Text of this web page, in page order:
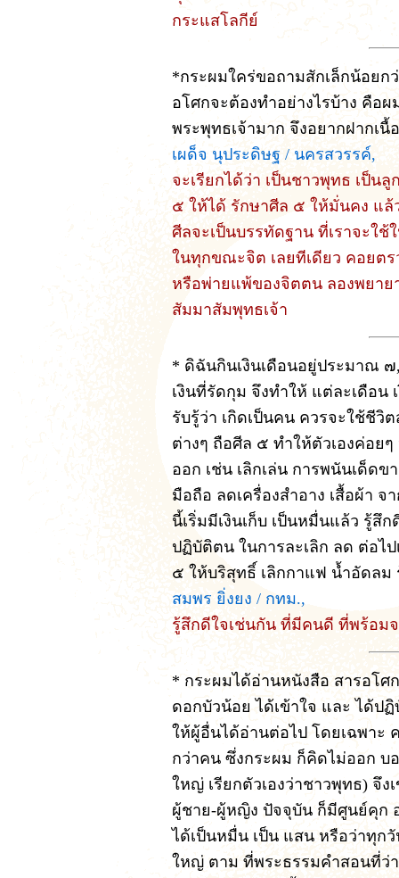
กระแสโลกีย์
*กระผมใคร่ขอถามสักเล็กน้อยก
อโศกจะต้องทำอย่างไรบ้าง คือ
พระพุทธเจ้ามาก จึงอยากฝากเ
เผด็จ นุประดิษฐ / นครสวรรค์,
จะเรียกได้ว่า เป็นชาวพุทธ เป็น
๕ ให้ได้ รักษาศีล ๕ ให้มั่นคง แล้
ศีลจะเป็นบรรทัดฐาน ที่เราจะใ
ในทุกขณะจิต เลยทีเดียว คอยต
หรือพ่ายแพ้ของจิตตน ลองพยาย
สัมมาสัมพุทธเจ้า
* ดิฉันกินเงินเดือนอยู่ประมาณ
เงินที่รัดกุม จึงทำให้ แต่ละเดือน
รับรู้ว่า เกิดเป็นคน ควรจะใช้ชีวิ
ต่างๆ ถือศีล ๕ ทำให้ตัวเองค่อย
ออก เช่น เลิกเล่น การพนันเด็ด
มือถือ ลดเครื่องสำอาง เสื้อผ้า จ
นี้เริ่มมีเงินเก็บ เป็นหมื่นแล้ว รู้สึ
ปฏิบัติตน ในการละเลิก ลด ต่อไ
๕ ให้บริสุทธิ์ เลิกกาแฟ น้ำอัดล
สมพร ยิ่งยง / กทม.,
รู้สึกดีใจเช่นกัน ที่มีคนดี ที่พร้อม
* กระผมได้อ่านหนังสือ สารอโ
ดอกบัวน้อย ได้เข้าใจ และ ได้ป
ให้ผู้อื่นได้อ่านต่อไป โดยเฉพาะ
กว่าคน ซึ่งกระผม ก็คิดไม่ออก บ
ใหญ่ เรียกตัวเองว่าชาวพุทธ) จึง
ผู้ชาย-ผู้หญิง ปัจจุบัน ก็มีศูนย์คุก
ได้เป็นหมื่น เป็น แสน หรือว่าทุก
ใหญ่ ตาม ที่พระธรรมคำสอนที่ว่